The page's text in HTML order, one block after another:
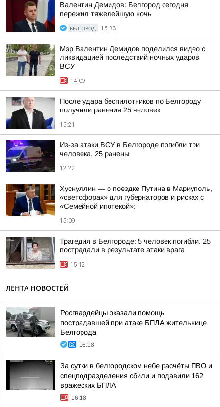
Валентин Демидов: Белгород сегодня
пережил тяжелейшую ночь
БЕЛГОРОД 15:33
Мэр Валентин Демидов поделился видео с
ликвидацией последствий ночных ударов
ВСУ
14:09
После удара беспилотников по Белгороду
получили ранения 25 человек
15:21
Из-за атаки ВСУ в Белгороде погибли три
человека, 25 ранены
12:22
Хуснуллин — о поездке Путина в Мариуполь,
«светофорах» для губернаторов и рисках с
«Семейной ипотекой»:
15:09
Трагедия в Белгороде: 5 человек погибли, 25
пострадали в результате атаки врага
15:12
ЛЕНТА НОВОСТЕЙ
Росгвардейцы оказали помощь
пострадавшей при атаке БПЛА жительнице
Белгорода
16:18
За сутки в белгородском небе расчёты ПВО и
спецподразделения сбили и подавили 162
вражеских БПЛА
16:18